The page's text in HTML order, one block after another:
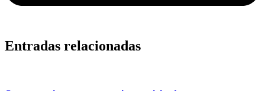
Entradas relacionadas